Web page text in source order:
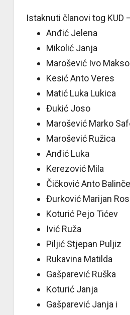
Istaknuti članovi tog KUD
Anđić Jelena
Mikolić Janja
Marošević Ivo Makso
Kesić Anto Veres
Matić Luka Lukica
Đukić Joso
Marošević Marko
Marošević Ružica
Anđić Luka
Kerezović Mila
Čičković Anto Balinče
Đurković Marijan
Koturić Pejo Tićev
Ivić Ruža
Piljić Stjepan Puljiz
Rukavina Matilda
Gašparević Ruška
Koturić Janja
Gašparević Janja i